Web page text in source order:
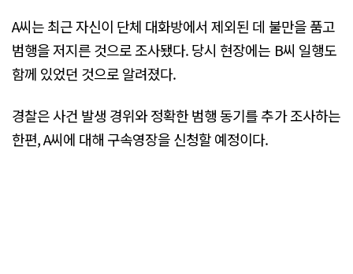
A씨는 최근 자신이 단체 대화방에서 제외된 데 불만을 품고
범행을 저지른 것으로 조사됐다. 당시 현장에는 B씨 일행도
함께 있었던 것으로 알려졌다.
경찰은 사건 발생 경위와 정확한 범행 동기를 추가 조사하는
한편, A씨에 대해 구속영장을 신청할 예정이다.